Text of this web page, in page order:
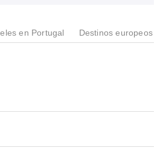
en Portugal Destinos europeos